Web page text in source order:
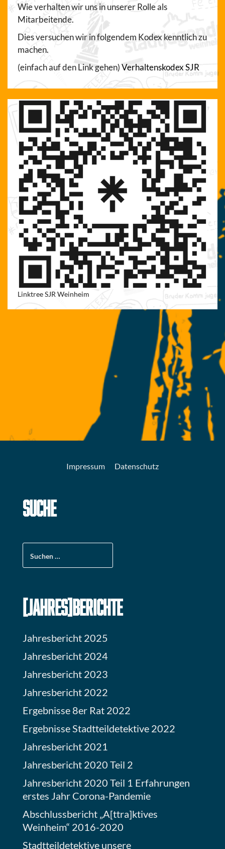
Wie verhalten wir uns in unserer Rolle als
Mitarbeitende.
Dies versuchen wir in folgendem Kodex kenntlich zu
machen.
(einfach auf den Link gehen)Verhaltenskodex SJR
Linktree SJR Weinheim
Impressum Datenschutz
SUCHE
[JAHRES]BERICHTE
Jahresbericht 2025
Jahresbericht 2024
Jahresbericht 2023
Jahresbericht 2022
Ergebnisse 8er Rat 2022
Ergebnisse Stadtteildetektive 2022
Jahresbericht 2021
Jahresbericht 2020 Teil 2
Jahresbericht 2020 Teil 1 Erfahrungen
erstes Jahr Corona-Pandemie
Abschlussbericht „A[ttra]ktives
Weinheim“ 2016-2020
Stadtteildetektive unsere